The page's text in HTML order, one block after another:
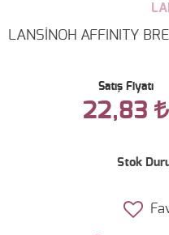
LANSİNOH AFFINITY
Satış Fiyatı
22,83
Stok